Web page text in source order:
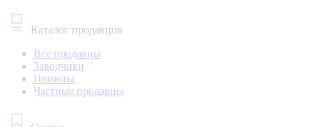
Каталог продавцов
Все продавцы
Заводчики
Приюты
Частные продавцы